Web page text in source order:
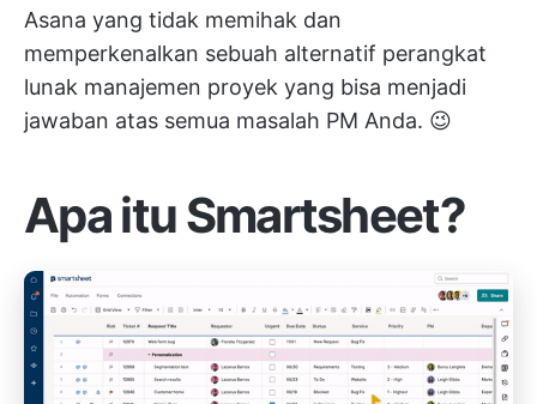
Asana yang tidak memihak dan
memperkenalkan sebuah alternatif perangkat
lunak manajemen proyek yang bisa menjadi
jawaban atas semua masalah PM Anda. 😉
Apa itu Smartsheet?